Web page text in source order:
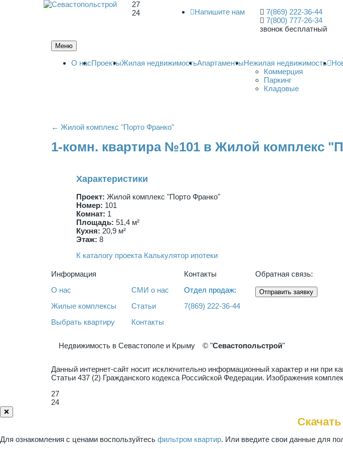
27
24
Напишите нам
7(869) 222-36-44
7(800) 777-26-34
звонок бесплатный
Меню
О насПроектыЖилая недвижимостьАпартаментыНежилая недвижимость
Коммерция
Паркинг
Кладовые
← Жилой комплекс "Порто Франко"
1-комн. квартира №101 в Жилой комплекс
Характеристики
Проект: Жилой комплекс "Порто Франко"
Номер: 101
Комнат: 1
Площадь: 51,4 м²
Кухня: 20,9 м²
Этаж: 8
К каталогу проекта Калькулятор ипотеки
Информация
О нас
Жилые комплексы
Выбрать квартиру
СМИ о нас
Статьи
Контакты
Контакты
Отдел продаж:
7(869) 222-36-44
Обратная связь:
Отправить заявку
© "Севастопольстрой"
Недвижимость в Севастополе и Крыму
Данный интернет-сайт носит исключительно информационный характер и ни при
Статьи 437 (2) Гражданского кодекса Российской Федерации. Изображения
27
24
❌
Для ознакомления с ценами воспользуйтесь фильтром квартир. Или введите свои данные для